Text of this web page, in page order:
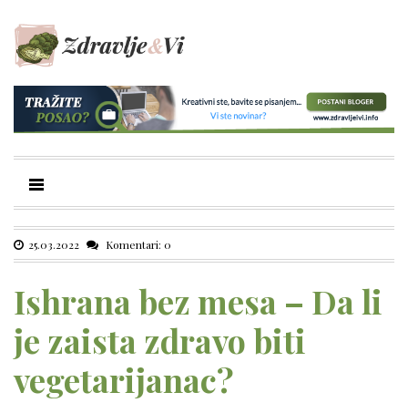
25.03.2022 Komentari: 0
Ishrana bez mesa – Da li
je zaista zdravo biti
vegetarijanac?